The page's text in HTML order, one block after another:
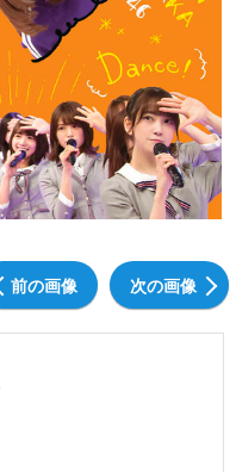
前の画像 次の画像